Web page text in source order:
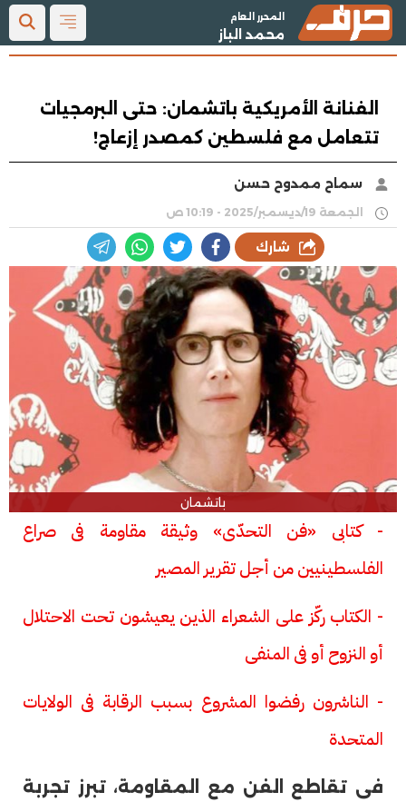
المحرر العام
محمد الباز
الفنانة الأمريكية باتشمان: حتى البرمجيات
تتعامل مع فلسطين كمصدر إزعاج!
سماح ممدوح حسن
الجمعة 19/ديسمبر/2025 - 10:19 ص
شارك
باتشمان
- كتابى «فن التحدّى» وثيقة مقاومة فى صراع
الفلسطينيين من أجل تقرير المصير
- الكتاب ركّز على الشعراء الذين يعيشون تحت الاحتلال
أو النزوح أو فى المنفى
- الناشرون رفضوا المشروع بسبب الرقابة فى الولايات
المتحدة
فى تقاطع الفن مع المقاومة، تبرز تجربة